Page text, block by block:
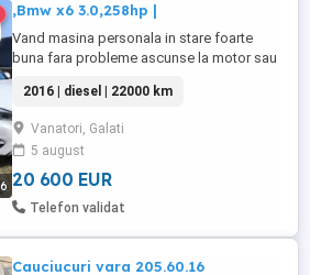
6
,Bmw x6 3.0,258hp |
Vand masina personala in stare foarte
buna fara probleme ascunse la motor sau
optiuni cum ar fi :pilot
automat,navigatie,scaune electrice,oglinzi
electrice rabatante,incalzire in scaunele
fata ,geamuri electrice ,piele
interior,padele,4x4,senzori fata spate
,sensor ...
2016 | diesel | 22000 km
Vanatori, Galati
5 august
20 600 EUR
Telefon validat
Cauciucuri vara 205.60.16